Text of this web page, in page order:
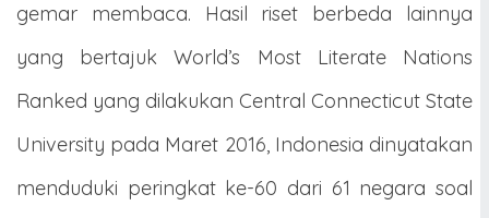
gemar membaca. Hasil riset berbeda lainnya
yang bertajuk World’s Most Literate Nations
Ranked yang dilakukan Central Connecticut State
University pada Maret 2016, Indonesia dinyatakan
menduduki peringkat ke-60 dari 61 negara soal